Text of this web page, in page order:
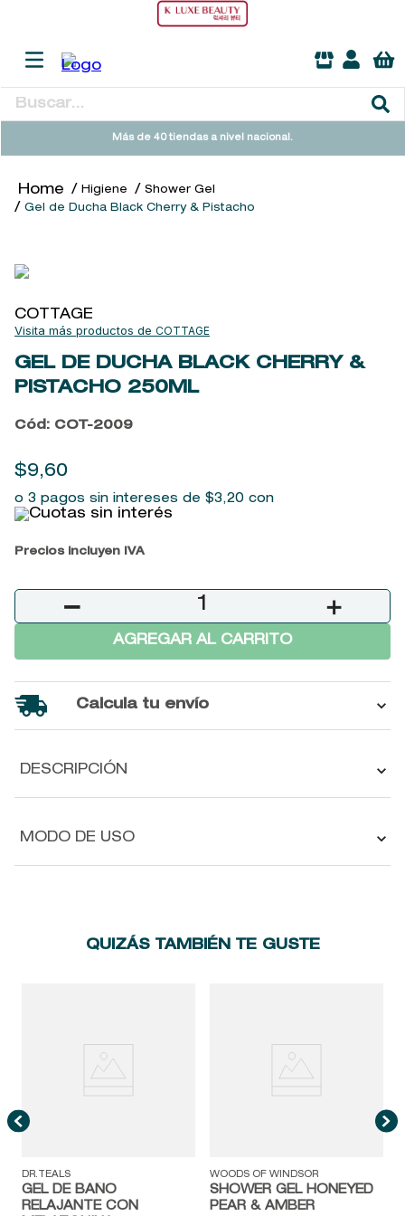
Buscar...
Más de 40 tiendas a nivel nacional.
Higiene
Shower Gel
Gel de Ducha Black Cherry & Pistacho
COTTAGE
COTTAGE
GEL DE DUCHA BLACK CHERRY &
PISTACHO 250ML
Cód : COT-2009
$9,60
o 3 pagos sin intereses de $3,20 con
Precios incluyen IVA
＋
－
AGREGAR AL CARRITO
Calcula tu envío
DESCRIPCIÓN
MODO DE USO
QUIZÁS TAMBIÉN TE GUSTE
DR.TEALS
GEL DE BAÑO
RELAJANTE CON
WOODS OF WINDSOR
SHOWER GEL HONEYED
PEAR & AMBER
TÉRMINOS MÁS BUSCADOS
2 .
sol ipanema
4.
6.
woods of windsor
7.
kool beauty serum
8.
retrinal
9.
baylis